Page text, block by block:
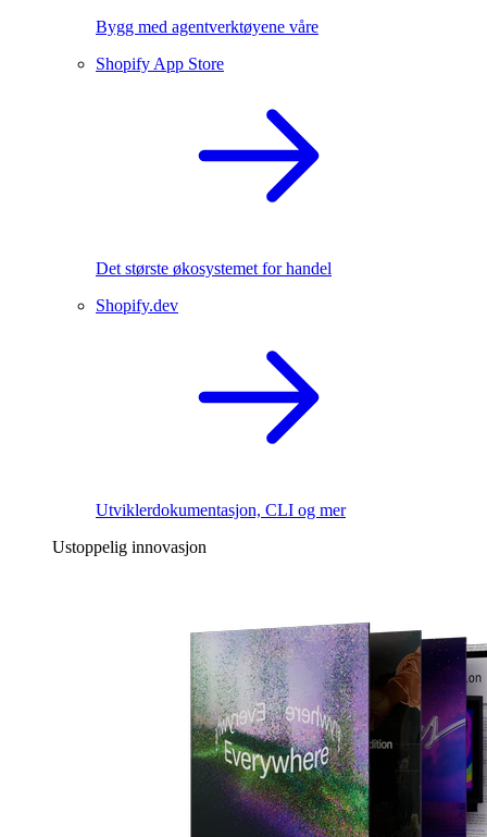
Bygg med agentverktøyene våre
Shopify App Store
Det største økosystemet for handel
Shopify.dev
Utviklerdokumentasjon, CLI og mer
Ustoppelig innovasjon